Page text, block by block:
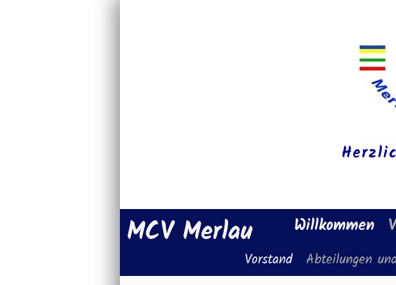
MCV Merlau Willkommen
Vorstand Abteilungen